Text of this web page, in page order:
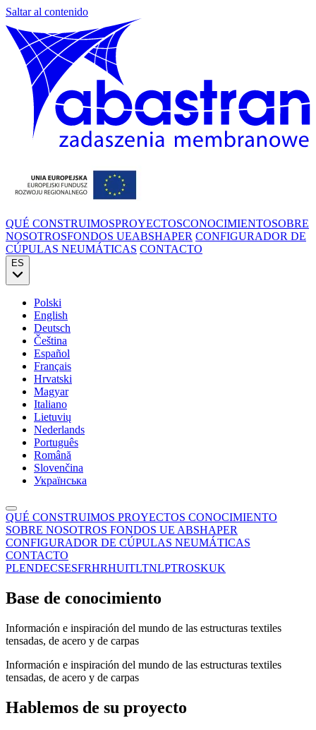
Saltar al contenido
QUÉ CONSTRUIMOSPROYECTOSCONOCIMIENTOSOBRE
NOSOTROSFONDOS UEABSHAPER CONFIGURADOR DE
CÚPULAS NEUMÁTICAS CONTACTO
ES
Polski
English
Deutsch
Čeština
Español
Français
Hrvatski
Magyar
Italiano
Lietuvių
Nederlands
Português
Română
Slovenčina
Українська
QUÉ CONSTRUIMOS PROYECTOS CONOCIMIENTO
SOBRE NOSOTROS FONDOS UE ABSHAPER
CONFIGURADOR DE CÚPULAS NEUMÁTICAS
CONTACTO
PLENDECSESFRHRHUITLTNLPTROSKUK
Base de conocimiento
Información e inspiración del mundo de las estructuras textiles
tensadas, de acero y de carpas
Información e inspiración del mundo de las estructuras textiles
tensadas, de acero y de carpas
Hablemos de su proyecto